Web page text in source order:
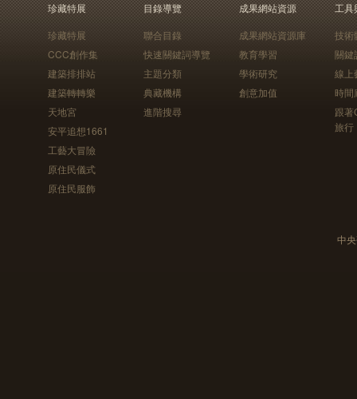
珍藏特展
珍藏特展
CCC創作集
建築排排站
建築轉轉樂
天地宮
安平追想1661
工藝大冒險
原住民儀式
原住民服飾
目錄導覽
聯合目錄
快速關鍵詞導覽
主題分類
典藏機構
進階搜尋
成果網站資源
成果網站資源庫
教育學習
學術研究
創意加值
工具
技術
關鍵
線上
時間
跟
旅行
中